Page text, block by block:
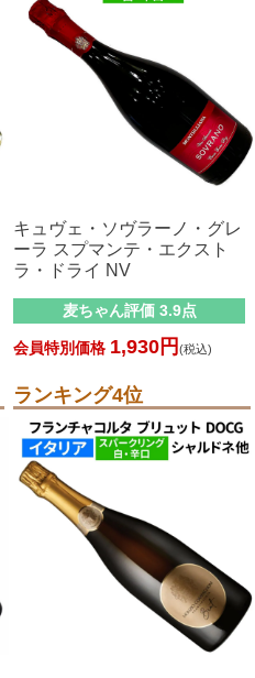
キュヴェ・ソヴラーノ・グレ
ーラ スプマンテ・エクスト
ラ・ドライ NV
麦ちゃん評価 3.9点
会員特別価格 1,930円 (税込)
ランキング4位